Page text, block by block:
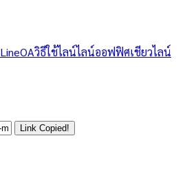
LineOAวิธีใช้ไลน์ไลน์ออฟฟิศเชียวไลน์
Link Copied!